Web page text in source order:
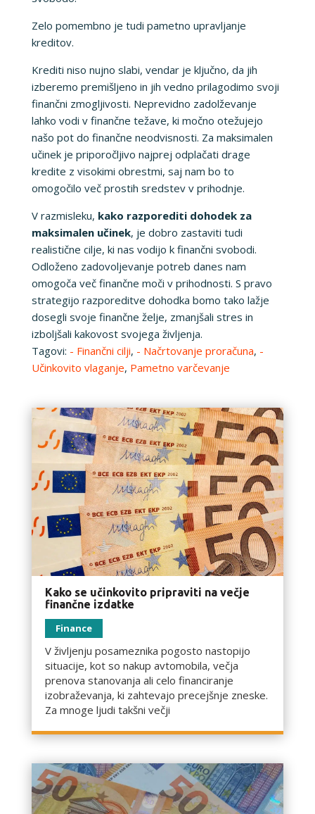
Zelo pomembno je tudi pametno upravljanje
kreditov.
Krediti niso nujno slabi, vendar je ključno, da jih
izberemo premišljeno in jih vedno prilagodimo svoji
finančni zmogljivosti. Neprevidno zadolževanje
lahko vodi v finančne težave, ki močno otežujejo
našo pot do finančne neodvisnosti. Za maksimalen
učinek je priporočljivo najprej odplačati drage
kredite z visokimi obrestmi, saj nam bo to
omogočilo več prostih sredstev v prihodnje.
V razmisleku, kako razporediti dohodek za
maksimalen učinek, je dobro zastaviti tudi
realistične cilje, ki nas vodijo k finančni svobodi.
Odloženo zadovoljevanje potreb danes nam
omogoča več finančne moči v prihodnosti. S pravo
strategijo razporeditve dohodka bomo tako lažje
dosegli svoje finančne želje, zmanjšali stres in
izboljšali kakovost svojega življenja.
Tagovi: - Finančni cilji, - Načrtovanje proračuna, -
Učinkovito vlaganje, Pametno varčevanje
Kako se učinkovito pripraviti na večje
finančne izdatke
Finance
V življenju posameznika pogosto nastopijo
situacije, kot so nakup avtomobila, večja
prenova stanovanja ali celo financiranje
izobraževanja, ki zahtevajo precejšnje zneske.
Za mnoge ljudi takšni večji